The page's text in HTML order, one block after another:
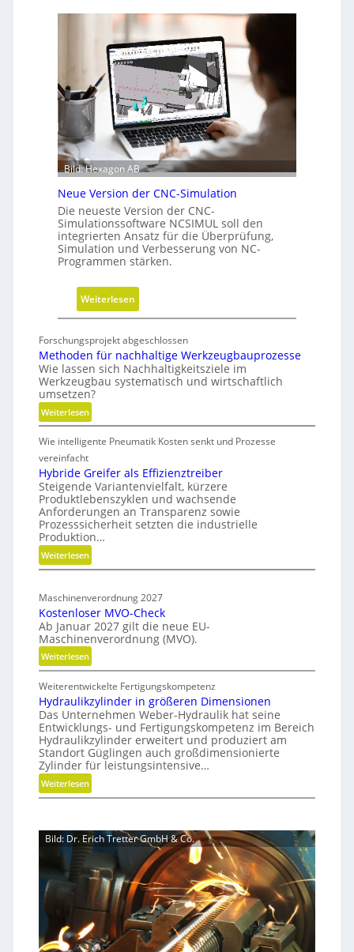
ä
t
s
f
ü
h
r
u
n
r
s
c
h
r
i
t
t
e
b
i
N
a
c
h
a
t
i
g
s
-
R
o
m
p
Bild: Hexagon AB
Neue Version der CNC-Simulation
Die neueste Version der CNC-
Simulationssoftware NCSIMUL soll den
integrierten Ansatz für die Überprüfung,
Simulation und Verbesserung von NC-
Programmen stärken.
Weiterlesen
N
u
e
V
s
i
n
d
e
r
-
S
i
m
a
t
i
o
n
Forschungsprojekt abgeschlossen
Methoden für nachhaltige Werkzeugbauprozesse
Wie lassen sich Nachhaltigkeitsziele im
Werkzeugbau systematisch und wirtschaftlich
umsetzen?
Weiterlesen:
M
e
h
o
d
e
n
f
ü
c
h
h
a
l
i
g
e
W
e
r
k
e
u
b
u
p
r
Wie intelligente Pneumatik Kosten senkt und Prozesse
vereinfacht
Hybride Greifer als Effizienztreiber
Steigende Variantenvielfalt, kürzere
Produktlebenszyklen und wachsende
Anforderungen an Transparenz sowie
Prozesssicherheit setzten die industrielle
Produktion…
Weiterlesen:
H
b
r
i
d
e
G
r
e
i
f
e
r
l
ff
z
n
z
t
Maschinenverordnung 2027
Kostenloser MVO-Check
Ab Januar 2027 gilt die neue EU-
Maschinenverordnung (MVO).
Weiterlesen:
K
o
s
t
e
n
l
o
s
M
V
O
-
C
h
e
c
Weiterentwickelte Fertigungskompetenz
Hydraulikzylinder in größeren Dimensionen
Das Unternehmen Weber-Hydraulik hat seine
Entwicklungs- und Fertigungskompetenz im Bereich
Hydraulikzylinder erweitert und produziert am
Standort Güglingen auch großdimensionierte
Zylinder für leistungsintensive…
Weiterlesen:
H
r
u
z
y
Bild: Dr. Erich Tretter GmbH & Co.